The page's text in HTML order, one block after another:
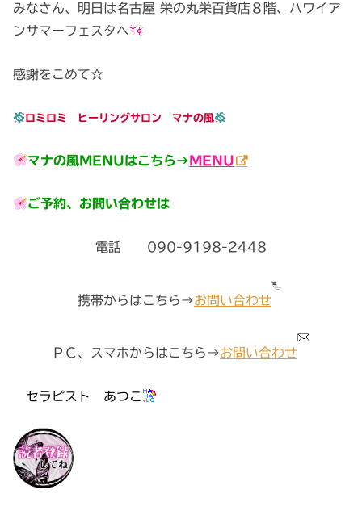
みなさん、明日は名古屋 栄の丸栄百貨店８階、ハワイア
ンサマーフェスタへ
感謝をこめて☆
ロミロミ ヒーリングサロン マナの風
マナの風MENUはこちら→ MENU
ご予約、お問い合わせは
電話 090-9198-2448
携帯からはこちら→お問い合わせ
ＰＣ、スマホからはこちら→お問い合わせ
セラピスト あつこ